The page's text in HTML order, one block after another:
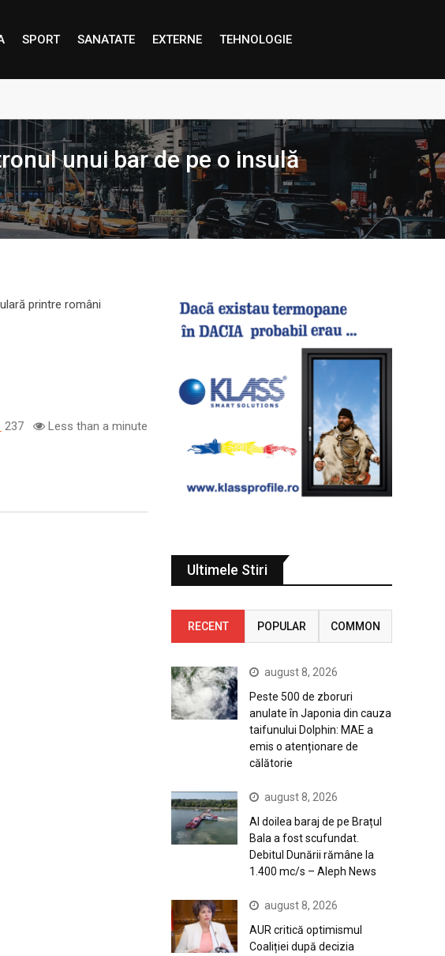
SPORT SANATATE EXTERNE TEHNOLOGIE
este mai aproape decât credem”
unui bar de pe o insulă
237 Less than a minute
Ultimele Stiri
RECENT POPULAR COMMON
august 8, 2026
Peste 500 de zboruri
anulate în Japonia din cauza
taifunului Dolphin: MAE a
emis o atenționare de
călătorie
august 8, 2026
Al doilea baraj de pe Brațul
Bala a fost scufundat.
Debitul Dunării rămâne la
1.400 mc/s – Aleph News
august 8, 2026
AUR critică optimismul
Coaliției după decizia